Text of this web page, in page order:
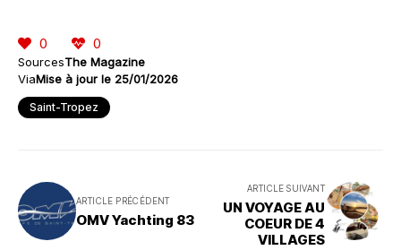
0 0
SourcesThe Magazine
ViaMise à jour le 25/01/2026
Saint-Tropez
ARTICLE PRÉCÉDENT
OMV Yachting 83
ARTICLE SUIVANT
UN VOYAGE AU
COEUR DE 4
VILLAGES